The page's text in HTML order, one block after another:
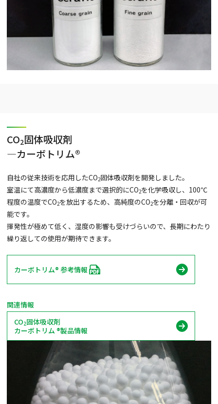
CO2固体吸収剤
―カーボトリム®
自社の従来技術を応用したCO2固体吸収剤を開発しました。
室温にて高濃度から低濃度まで選択的にCO2を化学吸収し、100℃
程度の温度でCO2を放出するため、高純度のCO2を分離・回収が可
能です。
揮発性が極めて低く、湿度の影響も受けづらいので、長期にわたり
繰り返しての使用が期待できます。
カーボトリム® 参考情報
関連情報
CO2固体吸収剤
カーボトリム ®製品情報